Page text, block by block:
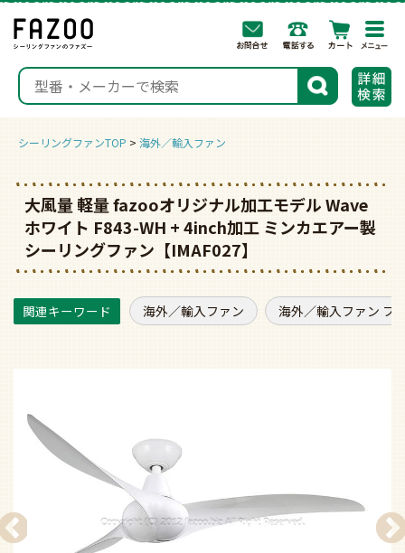
検索
シーリングファンTOP 海外／輸入ファン
大風量 軽量 fazooオリジナル加工モデル Wave
ホワイト F843-WH + 4inch加工 ミンカエアー製
シーリングファン【IMAF027】
海外／輸入ファン 海外／輸入ファン フ